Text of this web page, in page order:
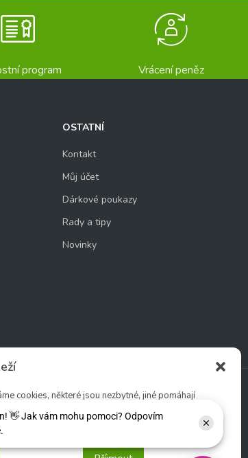
cookies, některé jsou nezbytné, jiné pomáhají
program Vrácení peněz
OSTATNÍ
Kontakt
Můj účet
Dárkové poukazy
Rady a tipy
Novinky
Sledujte nás: